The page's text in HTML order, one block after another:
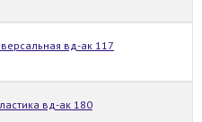
вд-ак 117
вд-ак 180